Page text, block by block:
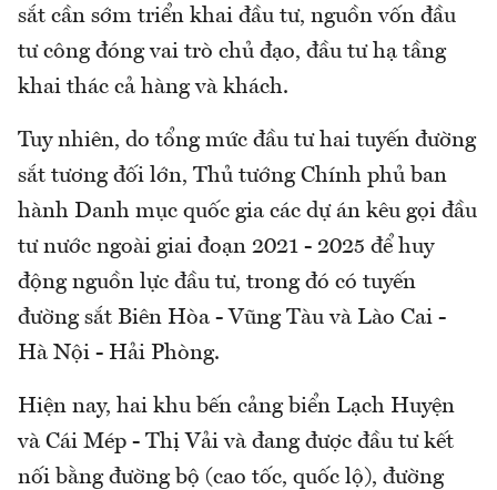
sắt cần sớm triển khai đầu tư, nguồn vốn đầu
tư công đóng vai trò chủ đạo, đầu tư hạ tầng
khai thác cả hàng và khách.
Tuy nhiên, do tổng mức đầu tư hai tuyến đường
sắt tương đối lớn, Thủ tướng Chính phủ ban
hành Danh mục quốc gia các dự án kêu gọi đầu
tư nước ngoài giai đoạn 2021 - 2025 để huy
động nguồn lực đầu tư, trong đó có tuyến
đường sắt Biên Hòa - Vũng Tàu và Lào Cai -
Hà Nội - Hải Phòng.
Hiện nay, hai khu bến cảng biển Lạch Huyện
và Cái Mép - Thị Vải và đang được đầu tư kết
nối bằng đường bộ (cao tốc, quốc lộ), đường